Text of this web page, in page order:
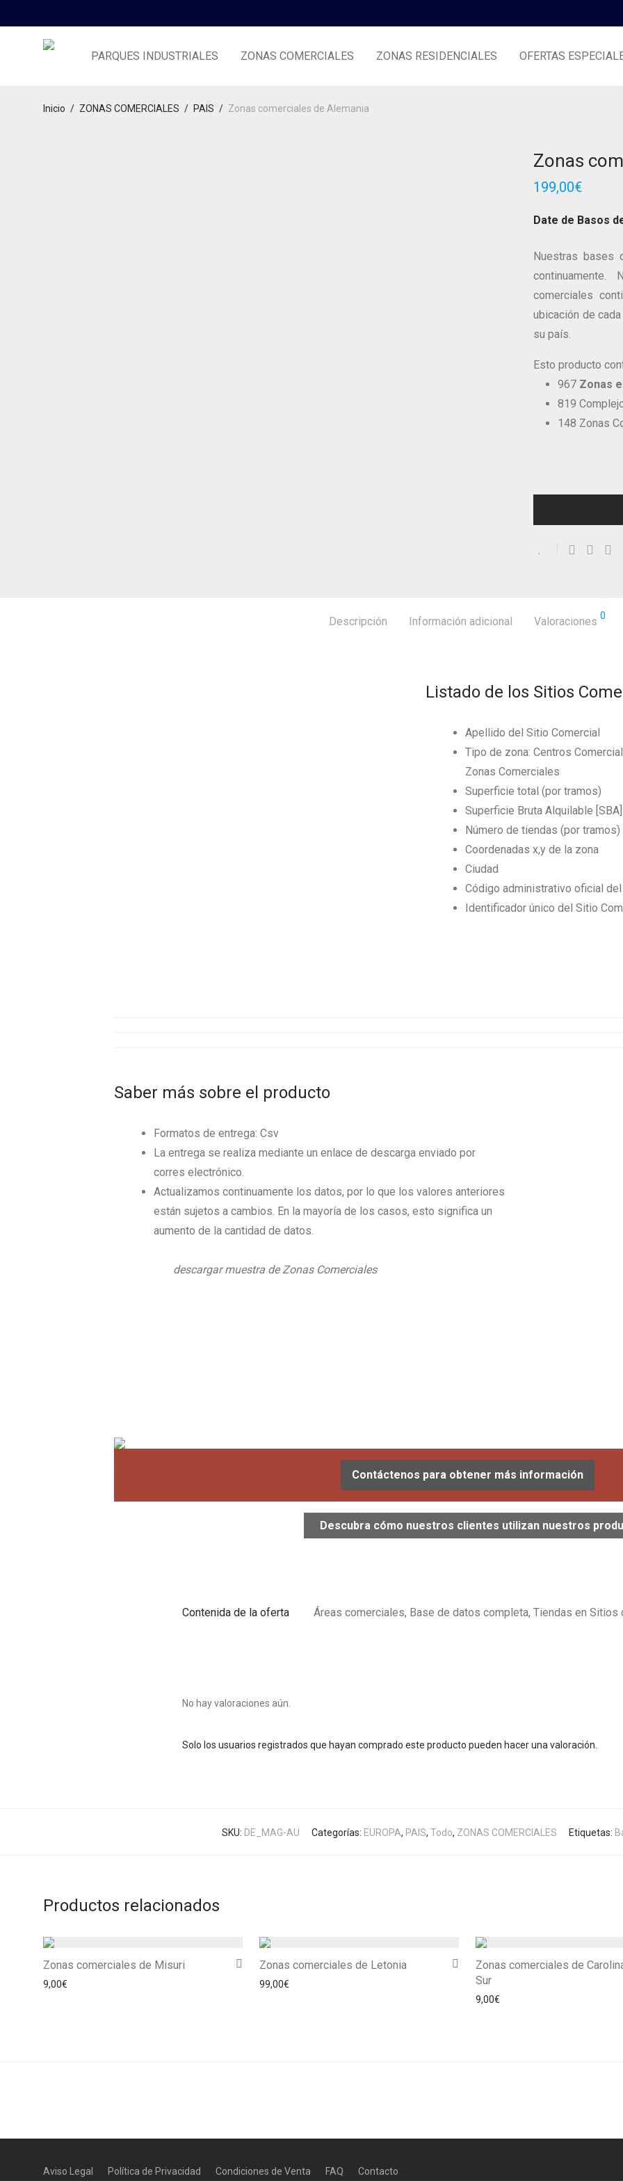
PARQUES INDUSTRIALES ZONAS COMERCIALES ZONAS RESIDENCIALES OFERTAS
Inicio / ZONAS COMERCIALES / PAIS / Zonas comerciales de Alemania
Zonas
199,00€
Date de Basos
Nuestras bases
comerciales
ubicación de
su país.
Esto producto
967Zonas
819
148 Zonas
Descripción Información adicional Valoraciones 0
Listado de los Sitios
Apellido del Sitio Comercial
Tipo de zona: Centros
Zonas Comerciales
Superficie total (por tramos)
Superficie Bruta Alquilable
Número de tiendas (por tramos)
Coordenadas x,y de la zona
Ciudad
Código administrativo oficial
Identificador único del Sitio
Saber más sobre el producto
Formatos de entrega: Csv
La entrega se realiza mediante un enlace de descarga enviado por
corres electrónico.
Actualizamos continuamente los datos, por lo que los valores anteriores
están sujetos a cambios. En la mayoría de los casos, esto significa un
aumento de la cantidad de datos.
descargar muestra de Zonas Comerciales
Contáctenos para obtener más información
Descubra cómo nuestros clientes utilizan nuestros
Contenida de la oferta Áreas comerciales, Base de datos completa, Tiendas en Sitios
No hay valoraciones aún.
Solo los usuarios registrados que hayan comprado este producto pueden hacer una valoración.
SKU: DE_MAG-AU Categorías: EUROPA, PAIS, Todo, ZONAS COMERCIALES Etiquetas:
Productos relacionados
Zonas comerciales de Misuri
9,00€
Zonas comerciales de Letonia
99,00€
Zonas comerciales de
Sur
9,00€
Aviso Legal Política de Privacidad Condiciones de Venta FAQ Contacto